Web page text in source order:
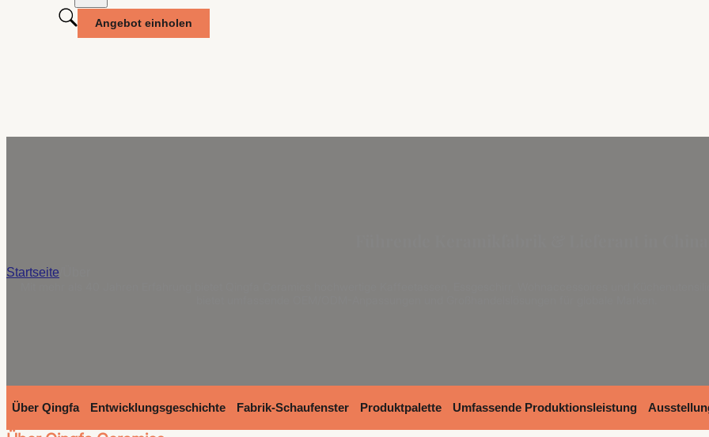
Angebot einholen
Startseite
Über Qingfa Entwicklungsgeschichte Fabrik-Schaufenster Produktpalette Umfassende Produktionsleistung